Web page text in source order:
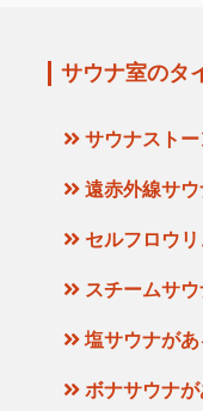
サウナ室のタ
サウナスト
遠赤外線サ
セルフロウ
スチームサ
塩サウナが
ボナサウナ